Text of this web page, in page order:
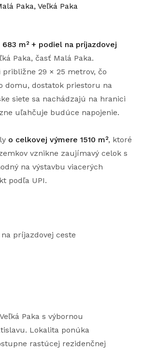
Paka, Veľká Paka
683 m² + podiel na príjazdovej
Paka, časť Malá Paka.
29 × 25 metrov, čo
domu, dostatok priestoru na
siete sa nachádzajú na hranici
uľahčuje budúce napojenie.
o celkovej výmere 1510 m², ktoré
vznikne zaujímavý celok s
na výstavbu viacerých
podľa UPI.
príjazdovej ceste
Paka s výbornou
Lokalita ponúka
rastúcej rezidenčnej